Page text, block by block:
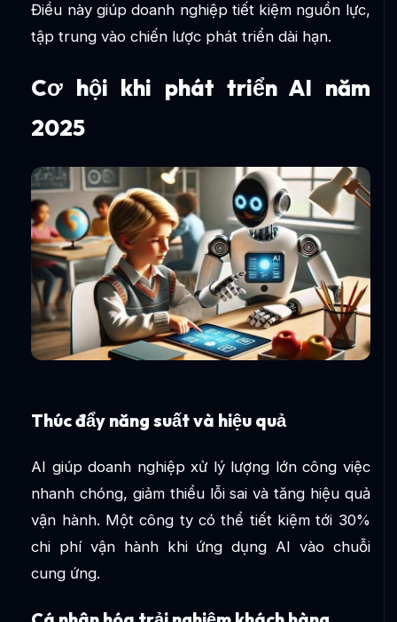
Điều này giúp doanh nghiệp tiết kiệm nguồn lực,
tập trung vào chiến lược phát triển dài hạn.
Cơ hội khi phát triển AI năm
2025
Thúc đẩy năng suất và hiệu quả
AI giúp doanh nghiệp xử lý lượng lớn công việc
nhanh chóng, giảm thiểu lỗi sai và tăng hiệu quả
vận hành. Một công ty có thể tiết kiệm tới 30%
chi phí vận hành khi ứng dụng AI vào chuỗi
cung ứng.